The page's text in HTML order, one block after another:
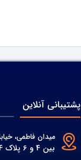
پشتیبانی آنلاین
میدان فاطمی،
بین 4 و 6 پلاک 44